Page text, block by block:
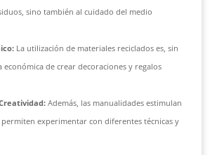
sino también al cuidado del medio
La utilización de materiales reciclados es, sin
de crear decoraciones y regalos
Además, las manualidades estimulan
experimentar con diferentes técnicas y